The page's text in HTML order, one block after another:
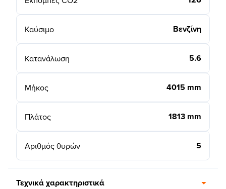
Καύσιμο Βενζίνη
Κατανάλωση 5.6
Μήκος 4015 mm
Πλάτος 1813 mm
Αριθμός θυρών 5
Τεχνικά χαρακτηριστικά